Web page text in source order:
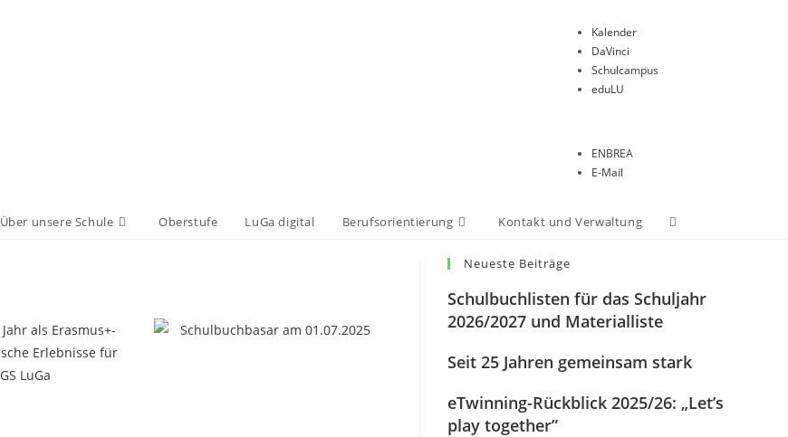
Kalender
DaVinci
Schulcampus
eduLU
ENBREA
E-Mail
Über unsere Schule Oberstufe LuGa digital Berufsorientierung Kontakt und Verwaltung
Neueste Beiträge
Schulbuchlisten für das Schuljahr
2026/2027 und Materialliste
Seit 25 Jahren gemeinsam stark
eTwinning-Rückblick 2025/26: „Let’s
play together”